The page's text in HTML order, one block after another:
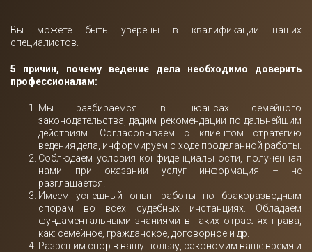
Вы можете быть уверены в квалификации наших
специалистов.
5 причин, почему ведение дела необходимо доверить
профессионалам:
Мы разбираемся в нюансах семейного
законодательства, дадим рекомендации по дальнейшим
действиям. Согласовываем с клиентом стратегию
ведения дела, информируем о ходе проделанной работы.
Соблюдаем условия конфиденциальности, полученная
нами при оказании услуг информация – не
разглашается.
Имеем успешный опыт работы по бракоразводным
спорам во всех судебных инстанциях. Обладаем
фундаментальными знаниями в таких отраслях права,
как: семейное, гражданское, договорное и др.
Разрешим спор в вашу пользу, сэкономим ваше время и